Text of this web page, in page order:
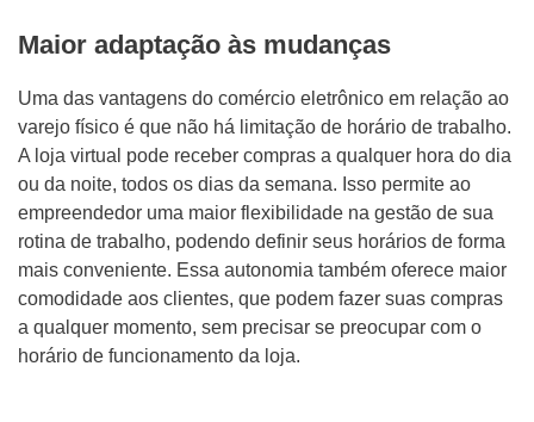
Maior adaptação às mudanças
Uma das vantagens do comércio eletrônico em relação ao
varejo físico é que não há limitação de horário de trabalho.
A loja virtual pode receber compras a qualquer hora do dia
ou da noite, todos os dias da semana. Isso permite ao
empreendedor uma maior flexibilidade na gestão de sua
rotina de trabalho, podendo definir seus horários de forma
mais conveniente. Essa autonomia também oferece maior
comodidade aos clientes, que podem fazer suas compras
a qualquer momento, sem precisar se preocupar com o
horário de funcionamento da loja.